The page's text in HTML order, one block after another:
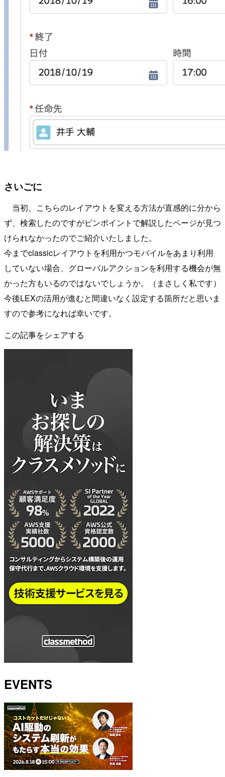
さいごに
当初、こちらのレイアウトを変える方法が直感的に分から
ず、検索したのですがピンポイントで解説したページが見つ
けられなかったのでご紹介いたしました。
今までclassicレイアウトを利用かつモバイルをあまり利用
していない場合、グローバルアクションを利用する機会が無
かった方もいるのではないでしょうか。（まさしく私です）
今後LEXの活用が進むと間違いなく設定する箇所だと思いま
すので参考になれば幸いです。
この記事をシェアする
EVENTS